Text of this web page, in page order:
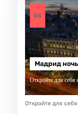
04
Мадрид
Откройте для
Откройте для